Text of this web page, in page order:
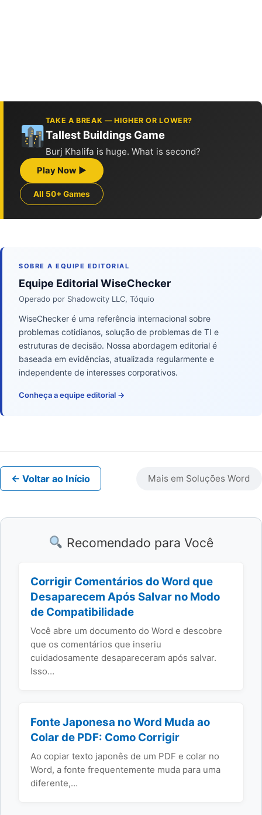
TAKE A BREAK — HIGHER OR LOWER?
Tallest Buildings Game
Burj Khalifa is huge. What is second?
Play Now ▶
All 50+ Games
SOBRE A EQUIPE EDITORIAL
Equipe Editorial WiseChecker
Operado por Shadowcity LLC, Tóquio
WiseChecker é uma referência internacional sobre
problemas cotidianos, solução de problemas de TI e
estruturas de decisão. Nossa abordagem editorial é
baseada em evidências, atualizada regularmente e
independente de interesses corporativos.
Conheça a equipe editorial →
← Voltar ao Início Mais em Soluções Word
Recomendado para Você
Corrigir Comentários do Word que
Desaparecem Após Salvar no Modo
de Compatibilidade
Você abre um documento do Word e descobre
que os comentários que inseriu
cuidadosamente desapareceram após salvar.
Isso…
Fonte Japonesa no Word Muda ao
Colar de PDF: Como Corrigir
Ao copiar texto japonês de um PDF e colar no
Word, a fonte frequentemente muda para uma
diferente,…